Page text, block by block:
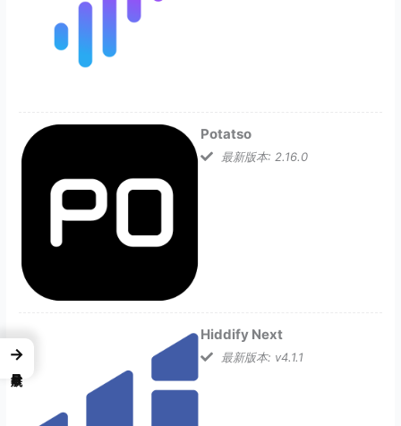
Potatso
最新版本: 2.16.0
Hiddify Next
最新版本: v4.1.1
→